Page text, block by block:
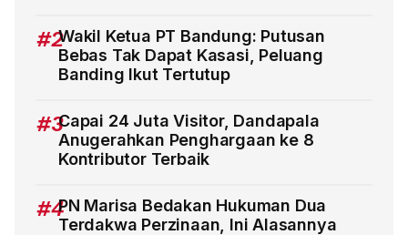
#2Wakil Ketua PT Bandung: Putusan
Bebas Tak Dapat Kasasi, Peluang
Banding Ikut Tertutup
#3Capai 24 Juta Visitor, Dandapala
Anugerahkan Penghargaan ke 8
Kontributor Terbaik
#4PN Marisa Bedakan Hukuman Dua
Terdakwa Perzinaan, Ini Alasannya